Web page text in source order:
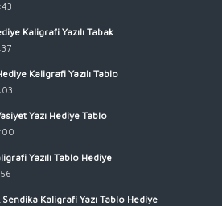
Kaligrafi Yazılı Tabak
Kaligrafi Yazılı Tablo
Yazı Hediye Tablo
Yazılı Tablo Hediye
Sendika Kaligrafi Yazı Tablo Hediye